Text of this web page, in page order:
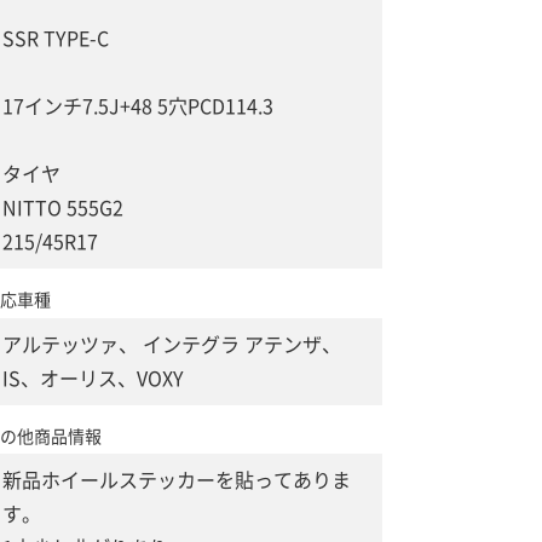
SSR TYPE-C
17インチ7.5J+48 5穴PCD114.3
タイヤ
NITTO 555G2
215/45R17
車種
アルテッツァ、 インテグラ アテンザ、
IS、オーリス、VOXY
他商品情報
新品ホイールステッカーを貼ってありま
す。